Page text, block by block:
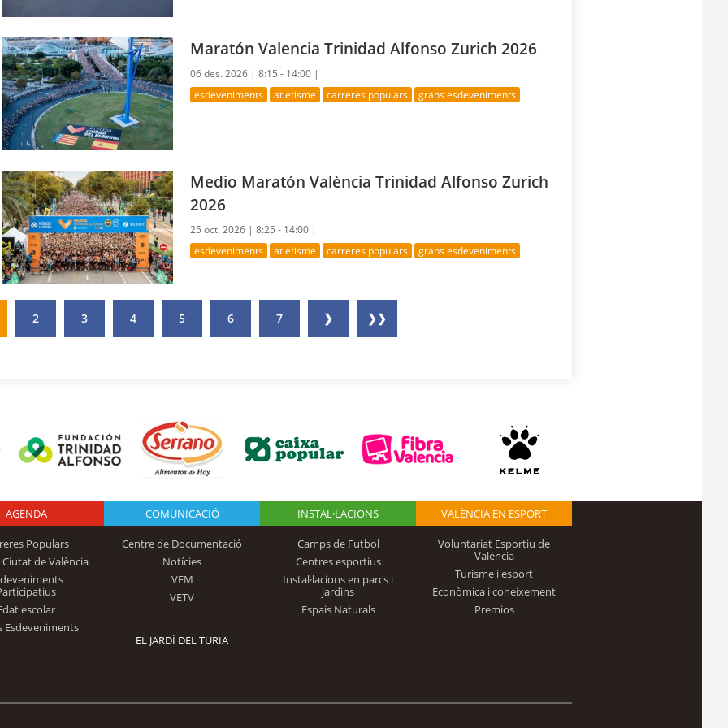
Maratón Valencia Trinidad Alfonso Zurich 2026
06 des. 2026 |8:15 - 14:00 |
esdeveniments atletisme carreres populars grans esdeveniments
Medio Maratón València Trinidad Alfonso Zurich
2026
25 oct. 2026 |8:25 - 14:00 |
esdeveniments atletisme carreres populars grans esdeveniments
2 3 4 5 6 7 ❯ ❯❯
Logo Fundación
Trinidad Alfonso
AGENDA
Populars
de València
escolar
Esdeveniments
COMUNICACIÓ
Centre de Documentació
Notícies
VEM
VETV
INSTAL·LACIONS
Camps de Futbol
Centres esportius
Instal·lacions en parcs i
jardins
Espais Naturals
VALÈNCIA EN ESPORT
Voluntariat Esportiu de
València
Turisme i esport
Econòmica i coneixement
Premios
EL JARDÍ DEL TURIA